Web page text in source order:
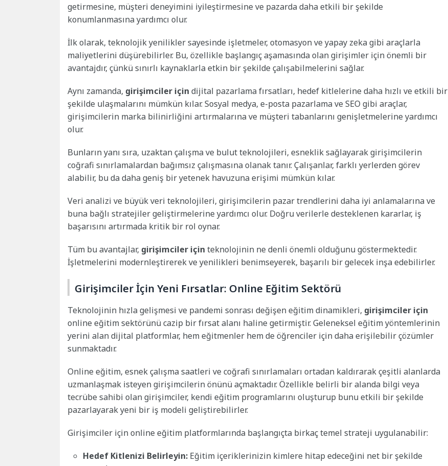
getirmesine, müşteri deneyimini iyileştirmesine ve pazarda daha etkili bir şekilde
konumlanmasına yardımcı olur.
İlk olarak, teknolojik yenilikler sayesinde işletmeler, otomasyon ve yapay zeka gibi araçlarla
maliyetlerini düşürebilirler. Bu, özellikle başlangıç aşamasında olan girişimler için önemli bir
avantajdır, çünkü sınırlı kaynaklarla etkin bir şekilde çalışabilmelerini sağlar.
Aynı zamanda, girişimciler için dijital pazarlama fırsatları, hedef kitlelerine daha hızlı ve etkili bir
şekilde ulaşmalarını mümkün kılar. Sosyal medya, e-posta pazarlama ve SEO gibi araçlar,
girişimcilerin marka bilinirliğini artırmalarına ve müşteri tabanlarını genişletmelerine yardımcı
olur.
Bunların yanı sıra, uzaktan çalışma ve bulut teknolojileri, esneklik sağlayarak girişimcilerin
coğrafi sınırlamalardan bağımsız çalışmasına olanak tanır. Çalışanlar, farklı yerlerden görev
alabilir, bu da daha geniş bir yetenek havuzuna erişimi mümkün kılar.
Veri analizi ve büyük veri teknolojileri, girişimcilerin pazar trendlerini daha iyi anlamalarına ve
buna bağlı stratejiler geliştirmelerine yardımcı olur. Doğru verilerle desteklenen kararlar, iş
başarısını artırmada kritik bir rol oynar.
Tüm bu avantajlar, girişimciler için teknolojinin ne denli önemli olduğunu göstermektedir.
İşletmelerini modernleştirerek ve yenilikleri benimseyerek, başarılı bir gelecek inşa edebilirler.
Girişimciler İçin Yeni Fırsatlar: Online Eğitim Sektörü
Teknolojinin hızla gelişmesi ve pandemi sonrası değişen eğitim dinamikleri, girişimciler için
online eğitim sektörünü cazip bir fırsat alanı haline getirmiştir. Geleneksel eğitim yöntemlerinin
yerini alan dijital platformlar, hem eğitmenler hem de öğrenciler için daha erişilebilir çözümler
sunmaktadır.
Online eğitim, esnek çalışma saatleri ve coğrafi sınırlamaları ortadan kaldırarak çeşitli alanlarda
uzmanlaşmak isteyen girişimcilerin önünü açmaktadır. Özellikle belirli bir alanda bilgi veya
tecrübe sahibi olan girişimciler, kendi eğitim programlarını oluşturup bunu etkili bir şekilde
pazarlayarak yeni bir iş modeli geliştirebilirler.
Girişimciler için online eğitim platformlarında başlangıçta birkaç temel strateji uygulanabilir:
Hedef Kitlenizi Belirleyin: Eğitim içeriklerinizin kimlere hitap edeceğini net bir şekilde